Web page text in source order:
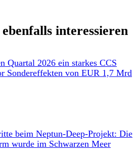
interessieren
Quartal 2026 ein starkes CCS
Sondereffekten von EUR 1,7 Mrd
beim Neptun-Deep-Projekt: Die
wurde im Schwarzen Meer